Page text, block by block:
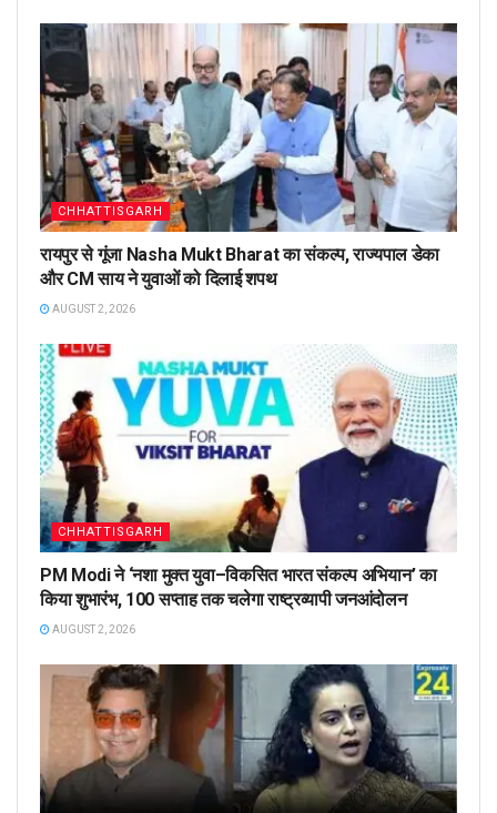
CHHATTISGARH
रायपुर से गूंजा Nasha Mukt Bharat का संकल्प, राज्यपाल डेका
और CM साय ने युवाओं को दिलाई शपथ
AUGUST 2, 2026
CHHATTISGARH
PM Modi ने ‘नशा मुक्त युवा–विकसित भारत संकल्प अभियान’ का
किया शुभारंभ, 100 सप्ताह तक चलेगा राष्ट्रव्यापी जनआंदोलन
AUGUST 2, 2026